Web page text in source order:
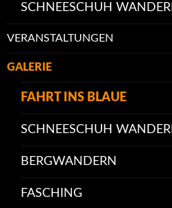
SCHNEESCHUH
VERANSTALTUNGEN
GALERIE
FAHRT INS BLAUE
SCHNEESCHUH
BERGWANDERN
FASCHING